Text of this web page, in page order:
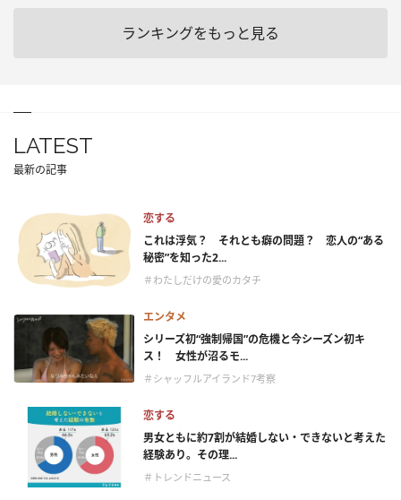
ランキングをもっと見る
LATEST
最新の記事
恋する
これは浮気？ それとも癖の問題？ 恋人の“ある
秘密”を知った2...
＃わたしだけの愛のカタチ
エンタメ
シリーズ初“強制帰国”の危機と今シーズン初キ
ス！ 女性が沼るモ...
＃シャッフルアイランド7考察
恋する
男女ともに約7割が結婚しない・できないと考えた
経験あり。その理...
＃トレンドニュース